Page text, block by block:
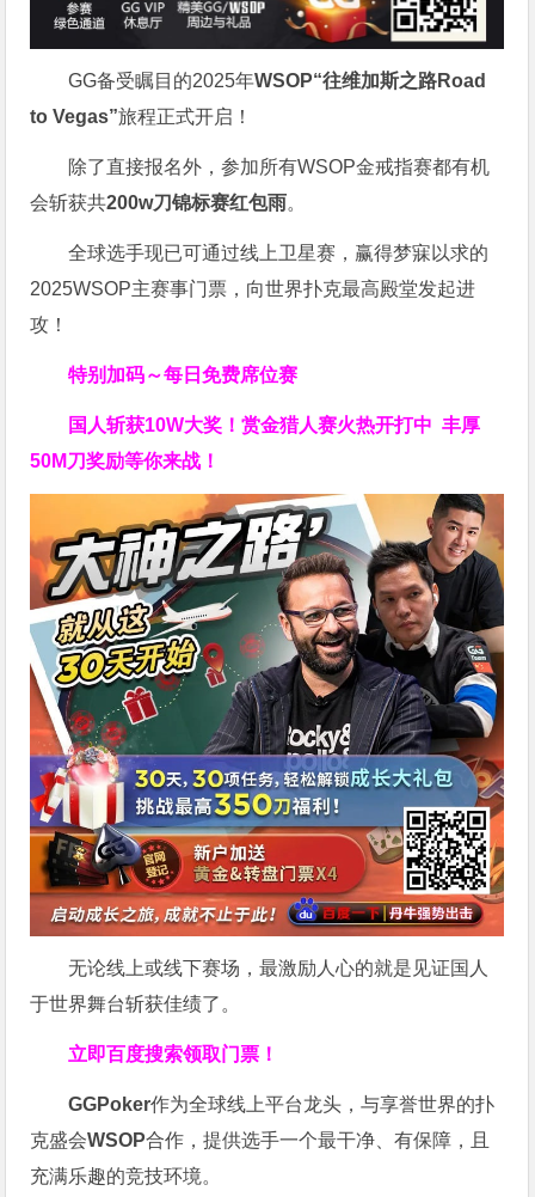
GG备受瞩目的2025年WSOP“往维加斯之路Road
to Vegas”旅程正式开启！
除了直接报名外，参加所有WSOP金戒指赛都有机
会斩获共200w刀锦标赛红包雨。
全球选手现已可通过线上卫星赛，赢得梦寐以求的
2025WSOP主赛事门票，向世界扑克最高殿堂发起进
攻！
特别加码～每日免费席位赛
国人斩获10W大奖！赏金猎人赛火热开打中 丰厚
50M刀奖励等你来战！
无论线上或线下赛场，最激励人心的就是见证国人
于世界舞台斩获佳绩了。
立即百度搜索领取门票！
GGPoker作为全球线上平台龙头，与享誉世界的扑
克盛会WSOP合作，提供选手一个最干净、有保障，且
充满乐趣的竞技环境。